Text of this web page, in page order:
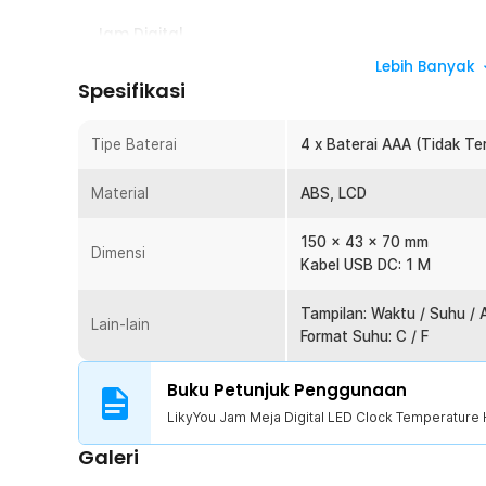
Jam Digital
Jam ini memiliki layar LED yang elegan yang cocok
Terdapat display temperatur dan kelembapan
Anda dapat mengatur tingkat kecerahan display sesuai
Banyak Mode
kelembapan, kalender hingga alarm suara. Semua
Tenaga Baterai
Jam ini dapat bekerja dengan baterai jenis AAA yang
menghubungkan jam ini pada laptop atau perangkat
menggunakan baterai.
Lebih Banyak
Spesifikasi
Tipe Baterai 4 x Baterai AAA (Tidak
Material ABS, LCD
Dimensi
150 x 43 x 70 mm
Kabel USB DC: 1 M
Lain-lain
Tampilan: Waktu / Suhu /
Format Suhu: C / F
Buku Petunjuk Penggunaan
LikyYou Jam Meja Digital LED Clock
Galeri